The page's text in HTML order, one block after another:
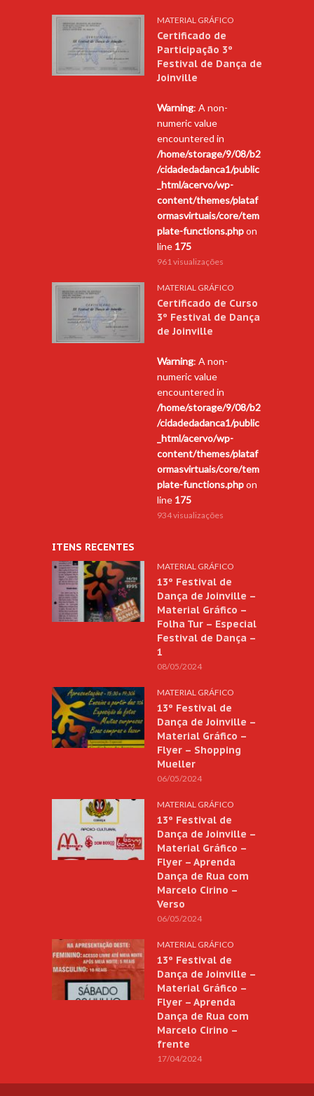
MATERIAL GRÁFICO
Certificado de
Participação 3º
Festival de Dança de
Joinville
Warning: A non-
numeric value
encountered in
/home/storage/9/08/b2
/cidadedadanca1/public
_html/acervo/wp-
content/themes/plataf
ormasvirtuais/core/tem
plate-functions.phpon
line 175
961 visualizações
MATERIAL GRÁFICO
Certificado de Curso
3º Festival de Dança
de Joinville
Warning: A non-
numeric value
encountered in
/home/storage/9/08/b2
/cidadedadanca1/public
_html/acervo/wp-
content/themes/plataf
ormasvirtuais/core/tem
plate-functions.phpon
line 175
934 visualizações
ITENS RECENTES
MATERIAL GRÁFICO
13º Festival de
Dança de Joinville –
Material Gráfico –
Folha Tur – Especial
Festival de Dança –
1
08/05/2024
MATERIAL GRÁFICO
13º Festival de
Dança de Joinville –
Material Gráfico –
Flyer – Shopping
Mueller
06/05/2024
MATERIAL GRÁFICO
13º Festival de
Dança de Joinville –
Material Gráfico –
Flyer – Aprenda
Dança de Rua com
Marcelo Cirino –
Verso
06/05/2024
MATERIAL GRÁFICO
13º Festival de
Dança de Joinville –
Material Gráfico –
Flyer – Aprenda
Dança de Rua com
Marcelo Cirino –
frente
17/04/2024